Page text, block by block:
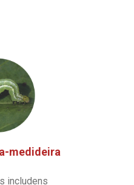
medideira
includens